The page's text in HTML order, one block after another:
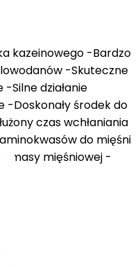
kazeinowego -Bardzo
-Skuteczne
Silne działanie
-Doskonały środek do
czas wchłaniania
do mięśni
masy mięśniowej -